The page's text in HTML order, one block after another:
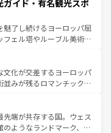
れない旅をしてみよう！
なフラメンコ、熱気あふ
が生活の一部となってい
雰囲気や、バルセロナの
は古代ローマ遺跡や中世
異なるスペインはその個
れる人を魅了する。 なお、新着のスペイン情報は コ
。
イド・有名観光スポ
魅了し続けるヨーロッパ屈
ェル塔やルーブル美術館
華麗な宮殿、歴史的な大
かな自然が、訪れる者を心
は美食の国としても知ら
ランス、プロヴァンスの
な楽しみ方が可能だ。さ
溢れており、どの街角に
文化が交差するヨーロッパ
みが残るロマンチック街
も飽きることがない。ベ
州のアルプスの絶景、そ
った風景は必見。ビール
端が共存する国。ウェス
ようなランドマーク、歴